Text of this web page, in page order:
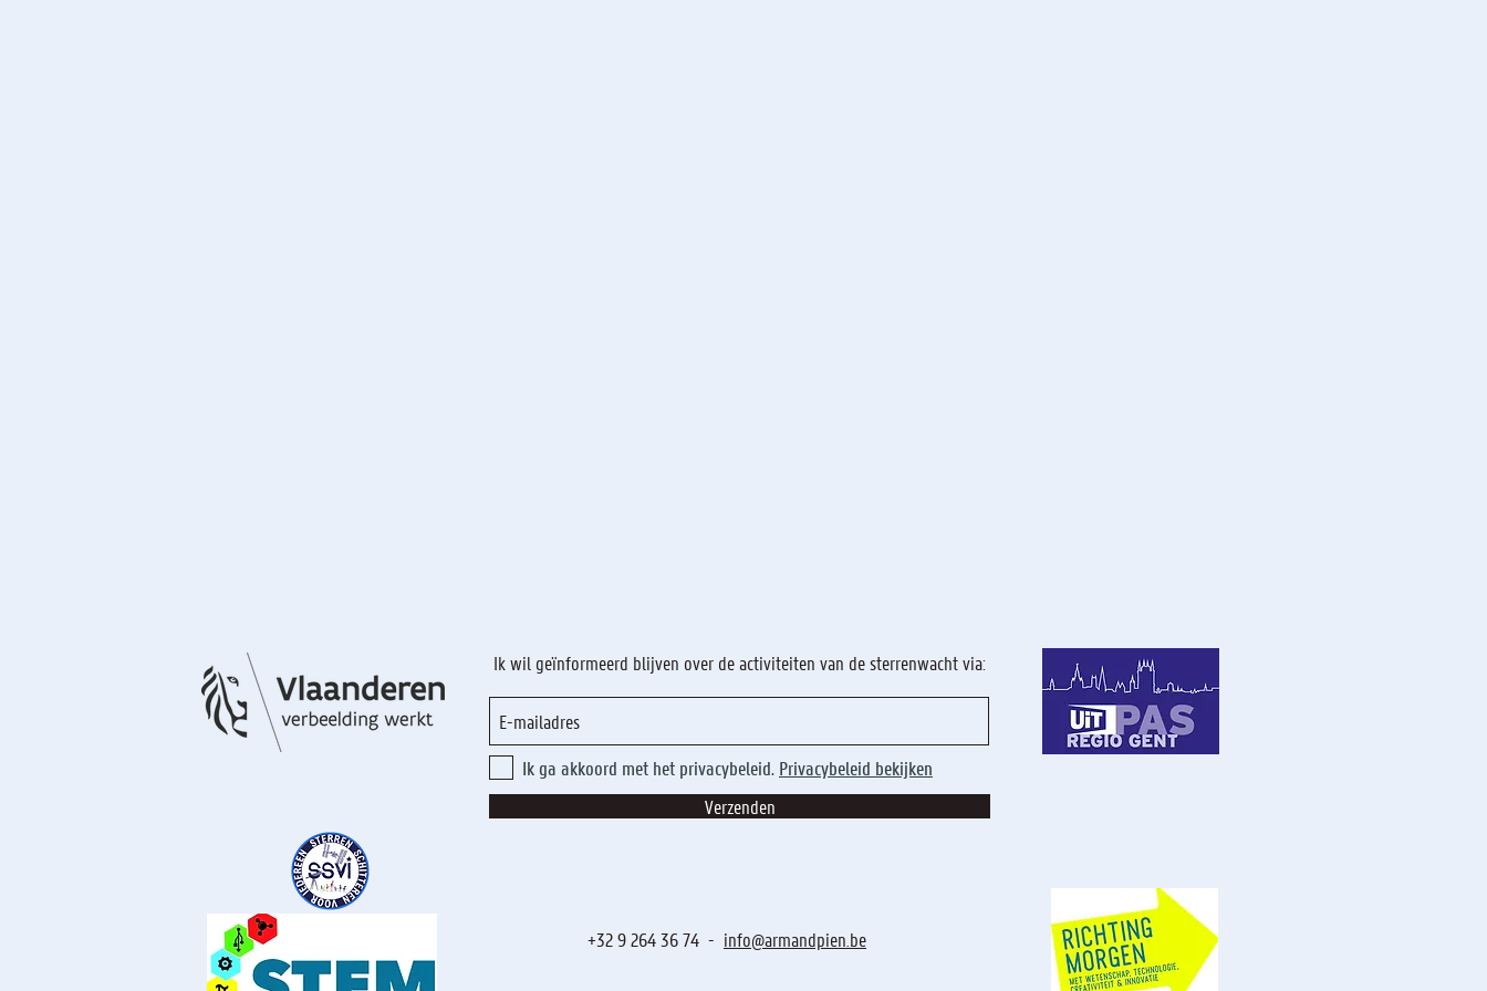
Ik wil geïnformeerd blijven over de activiteiten van de sterrenwacht via:
Ik ga akkoord met het privacybeleid. Privacybeleid bekijken
Verzenden
+32 9 264 36 74 - info@armandpien.be